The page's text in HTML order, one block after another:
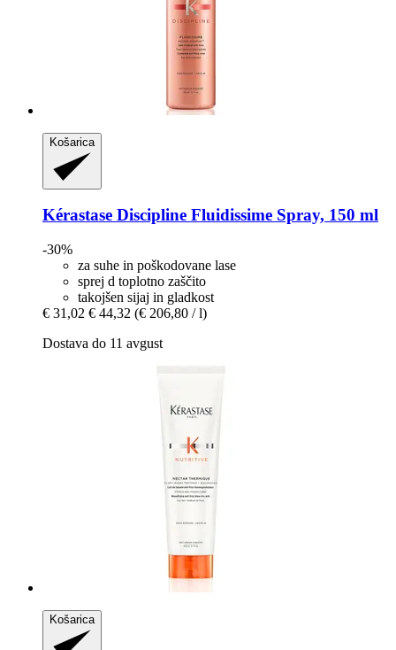
Košarica
Kérastase Discipline Fluidissime Spray, 150 ml
-30%
za suhe in poškodovane lase
sprej d toplotno zaščito
takojšen sijaj in gladkost
€ 31,02 € 44,32 (€ 206,80 / l)
Dostava do 11 avgust
Košarica